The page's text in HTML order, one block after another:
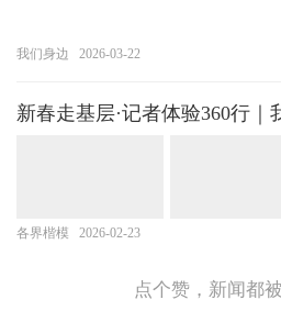
我们身边 2026-03-22
新春走基层·记者体验360行｜
各界楷模 2026-02-23
点个赞，新闻都